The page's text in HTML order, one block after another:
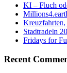
KI – Fluch
Stadtradeln
Fridays for
Recent